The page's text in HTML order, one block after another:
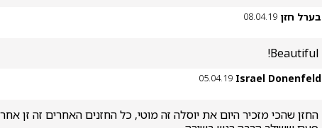
בערל חזן 08.04.19
Beautiful!
Israel Donenfeld
05.04.19